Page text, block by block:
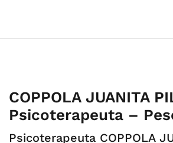
COPPOLA JUANITA
Psicoterapeuta –
Psicoterapeuta COPPOLA